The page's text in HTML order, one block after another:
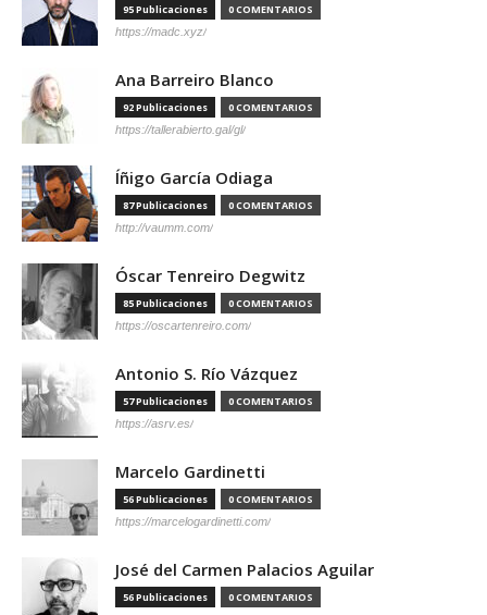
95 Publicaciones 0 COMENTARIOS
https://madc.xyz/
Ana Barreiro Blanco
92 Publicaciones 0 COMENTARIOS
https://tallerabierto.gal/gl/
Íñigo García Odiaga
87 Publicaciones 0 COMENTARIOS
http://vaumm.com/
Óscar Tenreiro Degwitz
85 Publicaciones 0 COMENTARIOS
https://oscartenreiro.com/
Antonio S. Río Vázquez
57 Publicaciones 0 COMENTARIOS
https://asrv.es/
Marcelo Gardinetti
56 Publicaciones 0 COMENTARIOS
https://marcelogardinetti.com/
José del Carmen Palacios Aguilar
56 Publicaciones 0 COMENTARIOS